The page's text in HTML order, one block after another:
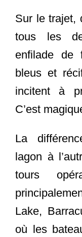
Sur le trajet,
tous les
enfilade de
bleus et
incitent à
C’est
La
lagon à
tours
Lake,
où les